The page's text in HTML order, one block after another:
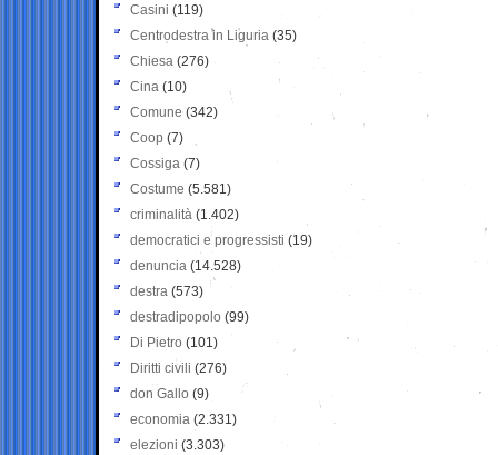
Casini (119)
Centrodestra in Liguria (35)
Chiesa (276)
Cina (10)
Comune (342)
Coop (7)
Cossiga (7)
Costume (5.581)
criminalità (1.402)
democratici e progressisti (19)
denuncia (14.528)
destra (573)
destradipopolo (99)
Di Pietro (101)
Diritti civili (276)
don Gallo (9)
economia (2.331)
elezioni (3.303)